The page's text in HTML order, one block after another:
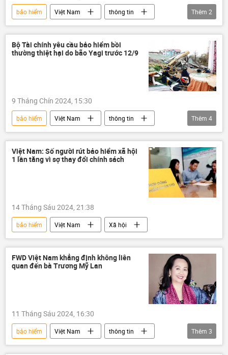
bảo hiểm Việt Nam
thông tin
ngân hàng
Techcombank
Thêm 2
Bộ Tài chính yêu cầu bảo hiểm bồi
thường thiệt hại do bão Yagi trước 12/9
9 Tháng Chín 2024, 15:30
bảo hiểm Việt Nam
thông tin
Mưa bão, lũ lụt lịch sử, thiên tai kinh hoàng ở Việt Nam
cơn bão
siêu bão
Bộ Tài Chính VN
Thêm 4
Việt Nam: Số người rút bảo hiểm xã hội
1 lần tăng vì sợ thay đổi chính sách
14 Tháng Sáu 2024, 21:38
bảo hiểm Việt Nam Xã hội
FWD Việt Nam khẳng định không liên
quan đến bà Trương Mỹ Lan
11 Tháng Sáu 2024, 16:30
bảo hiểm Việt Nam
thông tin
doanh nghiệp
Trương Mỹ Lan
Thêm 3